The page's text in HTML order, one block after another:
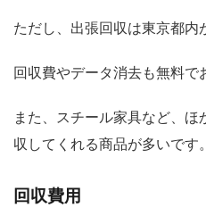
ただし、出張回収は東京都内
回収費やデータ消去も無料で
また、スチール家具など、
収してくれる商品が多いです。
回収費用